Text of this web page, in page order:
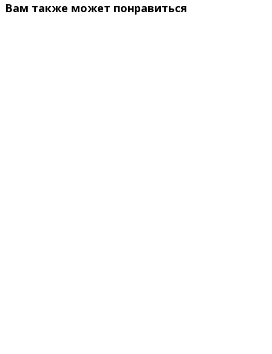
Вам также может понравиться